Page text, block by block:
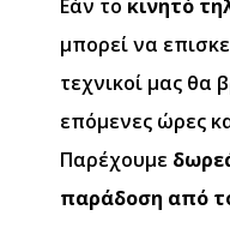
Εάν το κινητό
μπορεί να
τεχνικοί μας θα
επόμενες ώρες
Παρέχουμε
παράδοση από